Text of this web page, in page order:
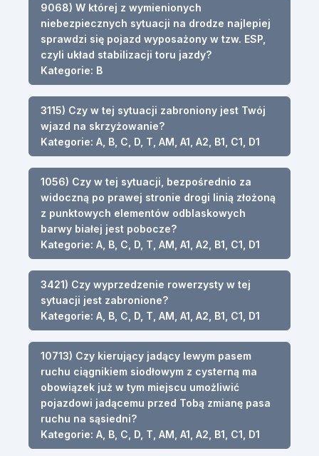
9068) W której z wymienionych
niebezpiecznych sytuacji na drodze najlepiej
sprawdzi się pojazd wyposażony w tzw. ESP,
czyli układ stabilizacji toru jazdy?
Kategorie: B
3115) Czy w tej sytuacji zabroniony jest Twój
wjazd na skrzyżowanie?
Kategorie: A, B, C, D, T, AM, A1, A2, B1, C1, D1
1056) Czy w tej sytuacji, bezpośrednio za
widoczną po prawej stronie drogi linią złożoną
z punktowych elementów odblaskowych
barwy białej jest pobocze?
Kategorie: A, B, C, D, T, AM, A1, A2, B1, C1, D1
3421) Czy wyprzedzenie rowerzysty w tej
sytuacji jest zabronione?
Kategorie: A, B, C, D, T, AM, A1, A2, B1, C1, D1
10713) Czy kierujący jadący lewym pasem
ruchu ciągnikiem siodłowym z cysterną ma
obowiązek już w tym miejscu umożliwić
pojazdowi jadącemu przed Tobą zmianę pasa
ruchu na sąsiedni?
Kategorie: A, B, C, D, T, AM, A1, A2, B1, C1, D1